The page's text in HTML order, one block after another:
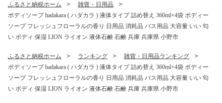
ふるさと納税ホーム
雑貨・日用品
ボディソープ hadakara ( ハダカラ ) 液体タイプ 詰め替え 360ml×4袋 ボディー
ソープ フレッシュフローラルの香り 日用品 消耗品 バス用品 大容量 いい 匂
い ボディ 保湿 LION ライオン 液体石鹸 石鹸 兵庫 兵庫県 小野市
ふるさと納税ホーム ランキング
雑貨・日用品ランキング
ボディソープ hadakara ( ハダカラ ) 液体タイプ 詰め替え 360ml×4袋 ボディー
ソープ フレッシュフローラルの香り 日用品 消耗品 バス用品 大容量 いい 匂
い ボディ 保湿 LION ライオン 液体石鹸 石鹸 兵庫 兵庫県 小野市